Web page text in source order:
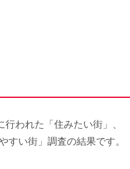
われた「住みたい街」、
すい街」調査の結果です。